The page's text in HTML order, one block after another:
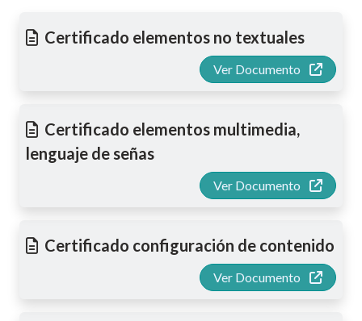
Certificado elementos no textuales
Ver Documento
Certificado elementos multimedia,
lenguaje de señas
Ver Documento
Certificado configuración de contenido
Ver Documento